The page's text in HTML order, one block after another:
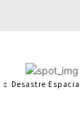
Desastre